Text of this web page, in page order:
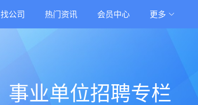
找公司 热门资讯 会员中心 更多
事业单位招聘专栏